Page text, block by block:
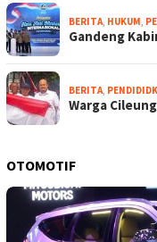
BERITA, HUKUM,
Gandeng
BERITA,
Warga
OTOMOTIF